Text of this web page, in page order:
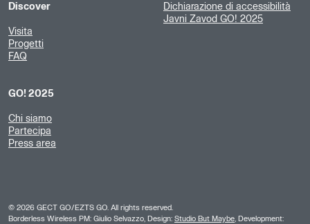
Discover
Visita
Progetti
FAQ
GO! 2025
Chi siamo
Partecipa
Press area
Dichiarazione di accessibilità
Javni Zavod GO! 2025
© 2026 GECT GO/EZTS GO. All rights reserved.
Borderless Wireless PM: Giulio Selvazzo, Design: Studio But Maybe , Development: